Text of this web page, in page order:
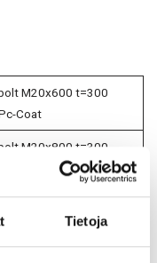
Tietoja
M20x600 t=300
Coat
M20x800 t=300
M20x1000 t=300
Coat